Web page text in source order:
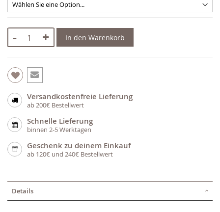
- + In den Warenkorb
Versandkostenfreie Lieferung
ab 200€ Bestellwert
Schnelle Lieferung
binnen 2-5 Werktagen
Geschenk zu deinem Einkauf
ab 120€ und 240€ Bestellwert
Details